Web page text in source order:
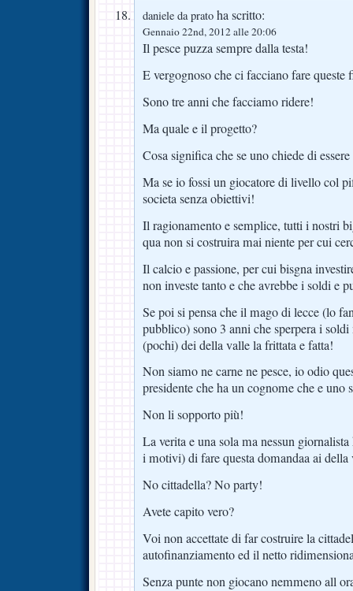
daniele da prato ha scritto:
Gennaio 22nd, 2012 alle 20:06
Il pesce puzza sempre dalla testa!
E vergognoso che ci facciano fare queste
Sono tre anni che facciamo ridere!
Ma quale e il progetto?
Cosa significa che se uno chiede di
Ma se io fossi un giocatore di livello col
societa senza obiettivi!
Il ragionamento e semplice, tutti i nostri
qua non si costruira mai niente per cui
Il calcio e passione, per cui bisgna
non investe tanto e che avrebbe i soldi e
Se poi si pensa che il mago di lecce (lo
pubblico) sono 3 anni che sperpera i
(pochi) dei della valle la frittata e fatta!
Non siamo ne carne ne pesce, io odio
presidente che ha un cognome che e
Non li sopporto più!
La verita e una sola ma nessun
i motivi) di fare questa domandaa ai della
No cittadella? No party!
Avete capito vero?
Voi non accettate di far costruire la
autofinanziamento ed il netto
Senza punte non giocano nemmeno all